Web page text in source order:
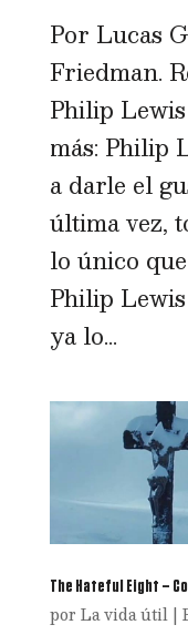
Por Lucas
Friedman.
Philip
más: Philip
a darle el
última vez,
lo único
Philip
ya lo...
The Hateful Eight –
por La vida útil|